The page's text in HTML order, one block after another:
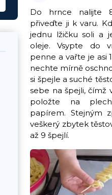
Do hrnce nalijte
přiveďte ji k varu.
jednu lžičku soli a
oleje. Vsypte do
penne a vařte je asi
nechte mírně
si špejle a suché
sebe na špejli, čímž
položte na
papírem. Stejným
veškerý zbytek
až 9 špejlí.